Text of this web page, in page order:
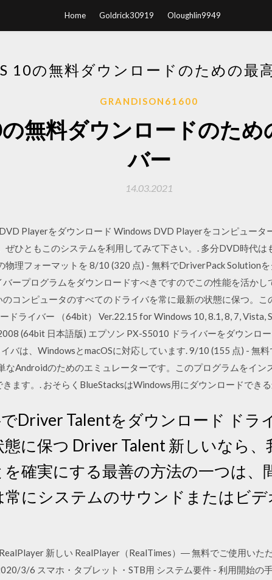
Home Goldrick30919 Oloughlin9949
10の無料ダウンロードのための最
GRANDISON61600
無料ダウンロードのため
バー
14.03.2021
Playerをダウンロード Windows DVD Playerをコンピュータ
ひともこのシステムを利用してみて下さい。. 多分DVD時代は
物理フォーマットを 8/10 (320 点) - 無料でDriverPack Solution
ープログラムをダウンロードすべきですのでこの性能を活か
コンピュータのすべてのドライバを常に最新の状態に保つ。
ドライバー （64bit） Ver.22.15 for Windows 10, 8.1, 8, 7, Vista,
(64bit 日本語版) エプソン PX-S5010 ドライバーをダウンロ
バは、WindowsとmacOSに対応しています. 9/10 (155 点) - 無
なAndroidのためのエミュレーターです。このプログラムをイン
ます。. おそらくBlueStacksはWindows用にダウンロードでき
Driver Talentをダウンロード ドラ
に保つ Driver Talent 新しいなら、
確実にする最善の方法の一つは、
にシステムのサウンドまたはビ
新しい RealPlayer（RealTimes）― 無料でご使用いた
3/6 スマホ・タブレット・STB用 システム要件 - 利用開始の